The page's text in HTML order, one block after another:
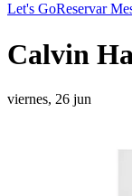
Let's GoReservar
Calvin
viernes, 26 jun